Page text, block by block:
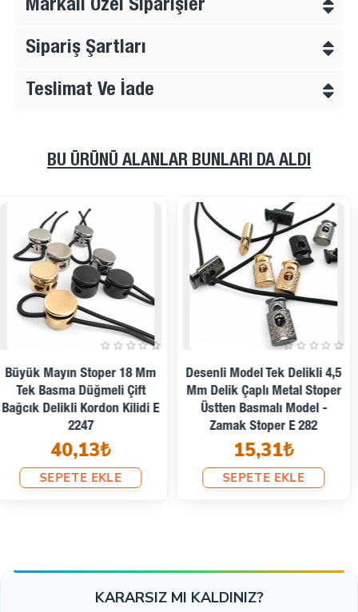
Markalı Özel Siparişler
Sipariş Şartları
Teslimat Ve İade
BU ÜRÜNÜ ALANLAR BUNLARI DA ALDI
İki Delikli Metal Stoper 3 Mm
Delik Çaplı Üstten Basmalı -
Zamak Stoper E 2223
8,50₺
SEPETE EKLE
İndirimde
Kargoya Hazır
İki Delikli Metal Stoper 4,5
Mm Delik Çaplı Fıstık Yeşili
Stoper CGT0001PROMO
7,92₺
KARARSIZ MI KALDINIZ?